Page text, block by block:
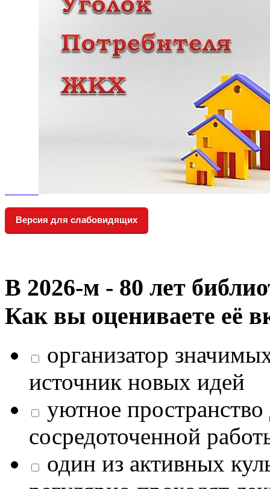
Версия для слабовидящих
В 2026‑м - 80 лет
Как вы оцениваете её
организатор
источник новых идей
уютное
сосредоточенной
один из активных